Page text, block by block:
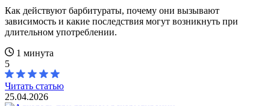
Как действуют барбитураты, почему они вызывают
зависимость и какие последствия могут возникнуть при
длительном употреблении.
1 минута
5
Читать статью
25.04.2026